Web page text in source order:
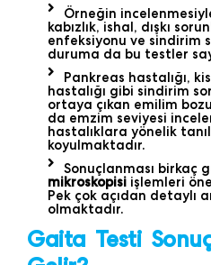
Örneğin
kabızlık, ishal, dışkı
enfeksiyonu ve sindirim
duruma da bu testler
Pankreas hastalığı,
hastalığı gibi sindirim
ortaya çıkan emilim
da emzim seviyesi
hastalıklara yönelik
koyulmaktadır.
Sonuçlanması birkaç
mikroskopisi işlemleri
Pek çok açıdan detaylı
olmaktadır.
Gaita Testi